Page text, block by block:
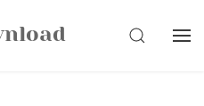
SEARCH